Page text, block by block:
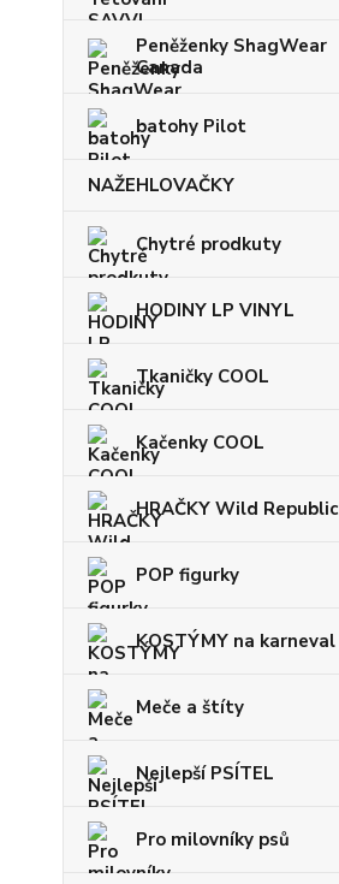
Peněženky ShagWear
Canada
batohy Pilot
NAŽEHLOVAČKY
Chytré prodkuty
HODINY LP VINYL
Tkaničky COOL
Kačenky COOL
HRAČKY Wild Republic
POP figurky
KOSTÝMY na karneval
Meče a štíty
Nejlepší PSÍTEL
Pro milovníky psů